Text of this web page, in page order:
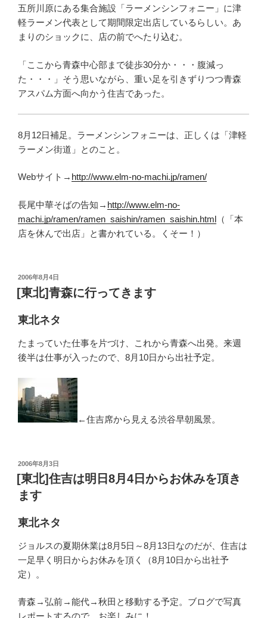
五所川原にある集合施設「ラーメンシンフォニー」に津
軽ラーメン代表として期間限定出店しているらしい。あ
まりのショックに、店の前でへたり込む。
「ここから青森中心部まで徒歩30分か・・・腹減っ
た・・・」そう思いながら、重い足を引きずりつつ青森
アスパム方面へ向かう住吉であった。
8月12日補足。ラーメンシンフォニーは、正しくは「津軽
ラーメン街道」とのこと。
Webサイト→ http://www.elm-no-machi.jp/ramen/
長尾中華そばの告知→ http://www.elm-no-
machi.jp/ramen/ramen_saishin/ramen_saishin.html （「本
店を休んで出店」と書かれている。くそー！）
投
稿
日:
2006年8月4日
[東北]青森に行ってきます
東北ネタ
たまっていた仕事を片づけ、これから青森へ出発。来週
後半は仕事が入ったので、8月10日から出社予定。
←住吉席から見える渋谷早朝風景。
投
稿
日:
2006年8月3日
[東北]住吉は明日8月4日からお休みを頂き
ます
東北ネタ
ジョルスの夏期休業は8月5日～8月13日なのだが、住吉は
一足早く明日からお休みを頂く（8月10日から出社予
定）。
青森→弘前→能代→秋田と移動する予定。ブログで写真